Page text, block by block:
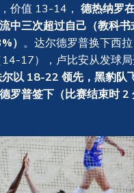
价值 13-14， 德热纳罗
中三次超过自己（教科书
） 。达尔德罗普换下西
17），卢比安从发球
以 18-22 领先，黑豹队
罗普签下（比赛结束时 2